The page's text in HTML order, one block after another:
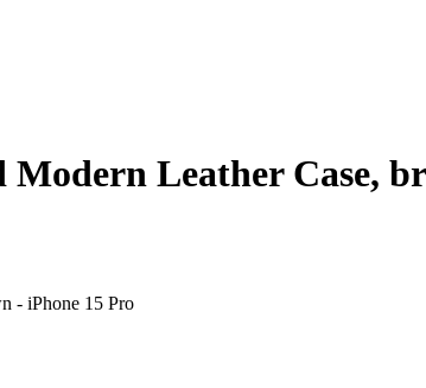
Leather Case,
- iPhone 15 Pro